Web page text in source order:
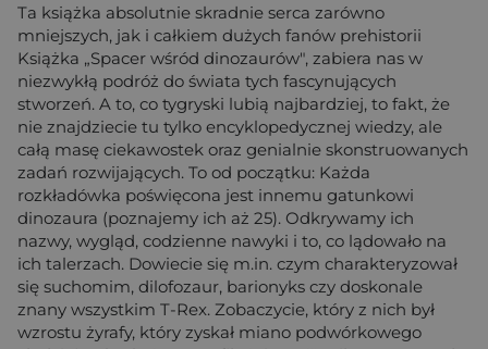
Ta książka absolutnie skradnie serca zarówno
mniejszych, jak i całkiem dużych fanów prehistorii
Książka „Spacer wśród dinozaurów", zabiera nas w
niezwykłą podróż do świata tych fascynujących
stworzeń. A to, co tygryski lubią najbardziej, to fakt, że
nie znajdziecie tu tylko encyklopedycznej wiedzy, ale
całą masę ciekawostek oraz genialnie skonstruowanych
zadań rozwijających. To od początku: Każda
rozkładówka poświęcona jest innemu gatunkowi
dinozaura (poznajemy ich aż 25). Odkrywamy ich
nazwy, wygląd, codzienne nawyki i to, co lądowało na
ich talerzach. Dowiecie się m.in. czym charakteryzował
się suchomim, dilofozaur, barionyks czy doskonale
znany wszystkim T-Rex. Zobaczycie, który z nich był
wzrostu żyrafy, który zyskał miano podwórkowego